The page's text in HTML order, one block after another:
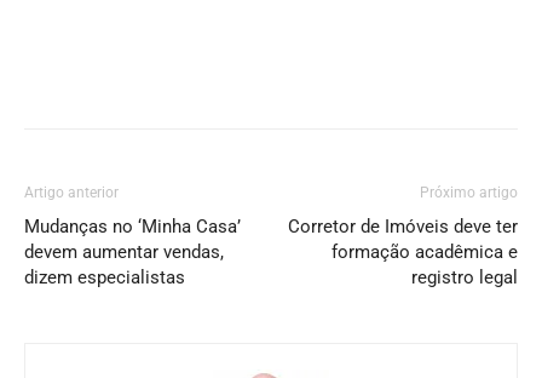
Artigo anterior
Mudanças no ‘Minha Casa’
devem aumentar vendas,
dizem especialistas
Próximo artigo
Corretor de Imóveis deve ter
formação acadêmica e
registro legal